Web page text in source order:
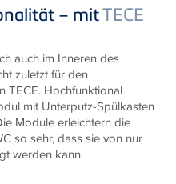
– mitTECE
auch im Inneren des
zuletzt für den
TECE. Hochfunktional
mit Unterputz-Spülkasten
Module erleichtern die
so sehr, dass sie von nur
werden kann.